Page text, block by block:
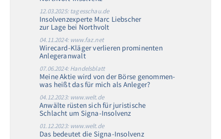
12.03.2025: tagesschau.de
Insolvenzexperte Marc Liebscher
zur Lage bei Northvolt
04.11.2024: www.faz.net
Wirecard-Kläger verlieren prominenten
Anlegeranwalt
07.06.2024: Handelsblatt
Meine Aktie wird von der Börse genommen-
was heißt das für mich als Anleger?
04.12.2023: www.welt.de
Anwälte rüsten sich für juristische
Schlacht um Signa-Insolvenz
01.12.2023: www.welt.de
Das bedeutet die Signa-Insolvenz